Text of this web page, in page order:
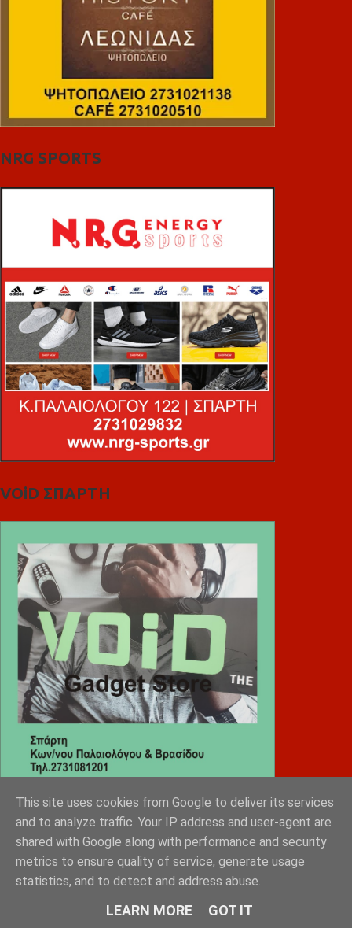
NRG SPORTS
VOiD ΣΠΑΡΤΗ
Diafimistes.gr
This site uses cookies from Google to deliver its services
and to analyze traffic. Your IP address and user-agent are
shared with Google along with performance and security
metrics to ensure quality of service, generate usage
statistics, and to detect and address abuse.
LEARN MORE GOT IT